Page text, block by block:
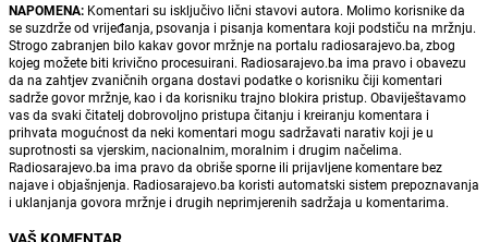
NAPOMENA: Komentari su isključivo lični stavovi autora. Molimo korisnike da
se suzdrže od vrijeđanja, psovanja i pisanja komentara koji podstiču na mržnju.
Strogo zabranjen bilo kakav govor mržnje na portalu radiosarajevo.ba, zbog
kojeg možete biti krivično procesuirani. Radiosarajevo.ba ima pravo i obavezu
da na zahtjev zvaničnih organa dostavi podatke o korisniku čiji komentari
sadrže govor mržnje, kao i da korisniku trajno blokira pristup. Obaviještavamo
vas da svaki čitatelj dobrovoljno pristupa čitanju i kreiranju komentara i
prihvata mogućnost da neki komentari mogu sadržavati narativ koji je u
suprotnosti sa vjerskim, nacionalnim, moralnim i drugim načelima.
Radiosarajevo.ba ima pravo da obriše sporne ili prijavljene komentare bez
najave i objašnjenja. Radiosarajevo.ba koristi automatski sistem prepoznavanja
i uklanjanja govora mržnje i drugih neprimjerenih sadržaja u komentarima.